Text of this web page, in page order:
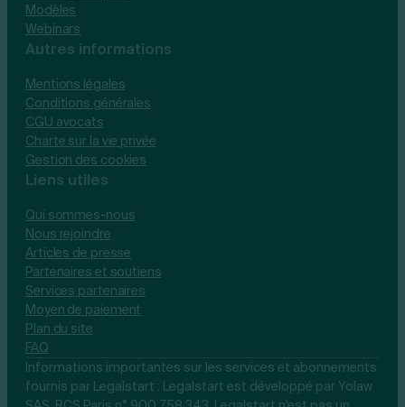
Modèles
Webinars
Autres informations
Mentions légales
Conditions générales
CGU avocats
Charte sur la vie privée
Gestion des cookies
Liens utiles
Qui sommes-nous
Nous rejoindre
Articles de presse
Partenaires et soutiens
Services partenaires
Moyen de paiement
Plan du site
FAQ
Informations importantes sur les services et abonnements
fournis par Legalstart : Legalstart est développé par Yolaw